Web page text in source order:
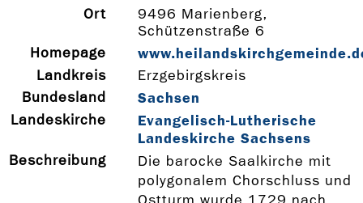
Ort
9496 Marienberg,
Schützenstraße 6
Homepage
Landkreis
Erzgebirgskreis
Bundesland
Sachsen
Landeskirche
Evangelisch-Lutherische
Landeskirche Sachsens
Beschreibung
Die barocke Saalkirche mit
polygonalem Chorschluss und